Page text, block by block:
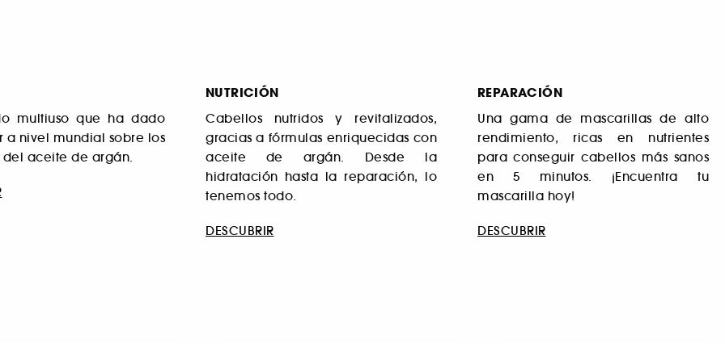
multiuso que ha dado
a nivel mundial sobre los
del aceite de argán.
NUTRICIÓN
Cabellos nutridos y revitalizados,
gracias a fórmulas enriquecidas con
aceite de argán. Desde la
hidratación hasta la reparación, lo
tenemos todo.
DESCUBRIR
REPARACIÓN
Una gama de mascarillas de alto
rendimiento, ricas en nutrientes
para conseguir cabellos más sanos
en 5 minutos. ¡Encuentra tu
mascarilla hoy!
DESCUBRIR